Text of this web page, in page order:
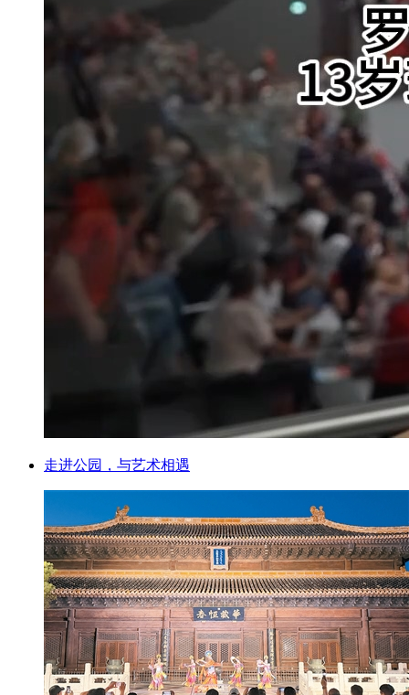
走进公园，与艺术相遇